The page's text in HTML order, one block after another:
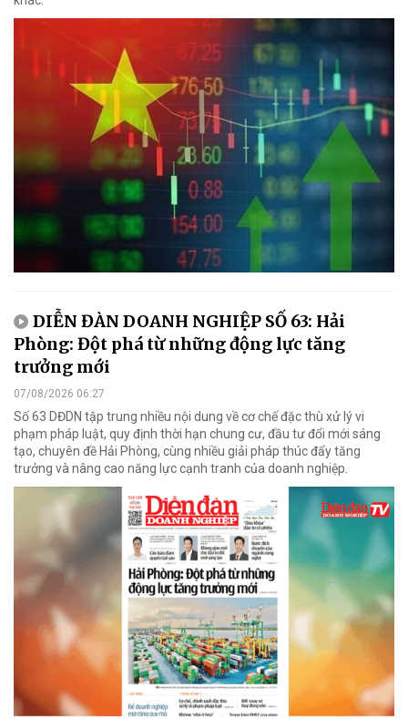
DIỄN ĐÀN DOANH NGHIỆP SỐ 63: Hải
Phòng: Đột phá từ những động lực tăng
trưởng mới
07/08/2026 06:27
Số 63 DĐDN tập trung nhiều nội dung về cơ chế đặc thù xử lý vi
phạm pháp luật, quy định thời hạn chung cư, đầu tư đổi mới sáng
tạo, chuyên đề Hải Phòng, cùng nhiều giải pháp thúc đẩy tăng
trưởng và nâng cao năng lực cạnh tranh của doanh nghiệp.